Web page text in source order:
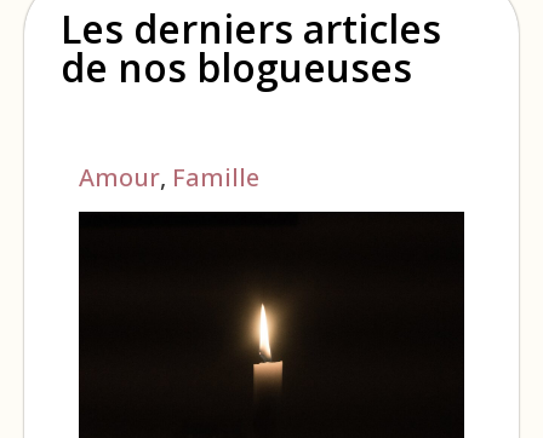
Les derniers articles
de nos blogueuses
Amour, Famille